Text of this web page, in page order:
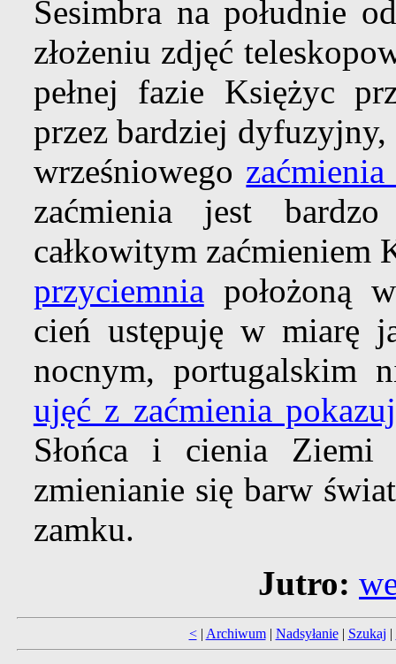
Sesimbra na południe
złożeniu zdjęć
pełnej fazie Księżyc
przez bardziej
wrześniowego
zaćmienia jest
całkowitym zaćmieniem
przyciemnia położoną
cień ustępuję w miarę
nocnym, portugalskim
ujęć z zaćmienia
Słońca i cienia Ziemi
zmienianie się barw
zamku.
Jutro:
<| Archiwum| Nadsyłanie| Szukaj |